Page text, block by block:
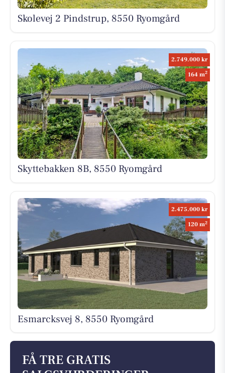
Skolevej 2 Pindstrup, 8550 Ryomgård
2.749.000 kr
164 m2
Skyttebakken 8B, 8550 Ryomgård
2.475.000 kr
120 m2
Esmarcksvej 8, 8550 Ryomgård
FÅ TRE GRATIS